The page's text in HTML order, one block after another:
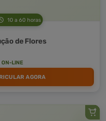
10 a 60 horas
de Flores
ON-LINE
AGORA